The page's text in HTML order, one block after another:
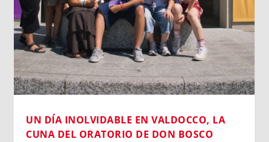
UN DÍA INOLVIDABLE EN VALDOCCO, LA
CUNA DEL ORATORIO DE DON BOSCO